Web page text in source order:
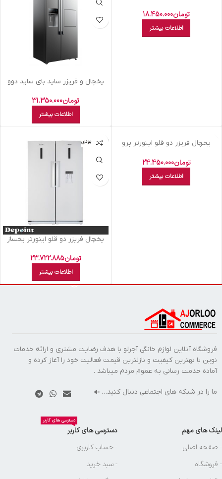
تومان18.450.000
اطلاعات بیشتر
یخچال و فریزر ساید بای ساید دوو
تومان31.350.000
اطلاعات بیشتر
اتمام موجودی
يخچال فريزر دو قلو اينورتر پرو
D4 Iتومان24.450.000
اطلاعات بیشتر
اتمام موجودی
یخچال فريزر دو قلو اينورتر يخساز
W
تومان23.722.885
اطلاعات بیشتر
فروشگاه آنلاین لوازم خانگی آجرلو با هدف رضایت مشتری و ارائه خدمات
نوین با بهترین کیفیت و نازلترین قیمت فعالیت خود را آغاز کرده و
آماده خدمت رسانی به عموم مردم میباشد .
ما را در شبکه های اجتماعی دنبال کنید…
لینک های مهم
- صفحه اصلی
- فروشگاه
دسترسی های کاربر
دسترسی های کاربر
- حساب کاربری
- سبد خرید